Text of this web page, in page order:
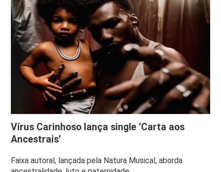
Vírus Carinhoso lança single ‘Carta aos
Ancestrais’
Faixa autoral, lançada pela Natura Musical, aborda